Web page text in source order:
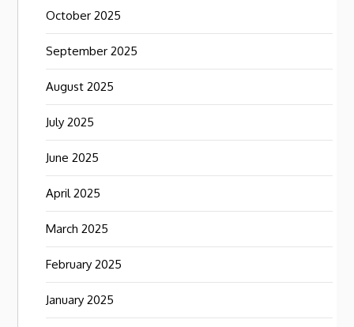
October 2025
September 2025
August 2025
July 2025
June 2025
April 2025
March 2025
February 2025
January 2025